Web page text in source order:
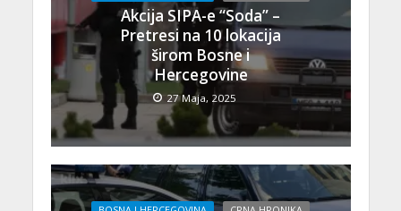
Akcija SIPA-e “Soda” –
Pretresi na 10 lokacija
širom Bosne i
Hercegovine
27 Maja, 2025